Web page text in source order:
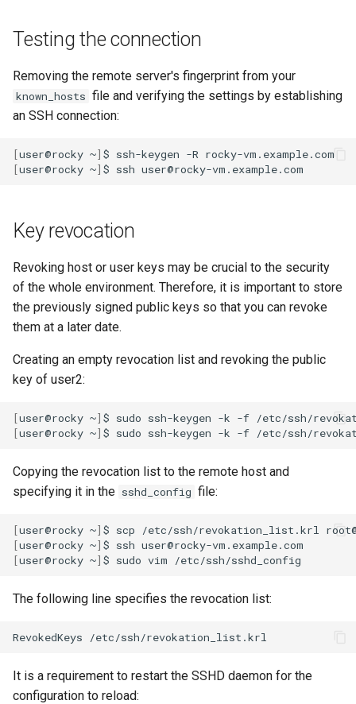
Testing the connection
Removing the remote server's fingerprint from your
known_hosts file and verifying the settings by establishing
an SSH connection:
[user@rocky ~] $ ssh-keygen -R
[user@rocky ~] $ ssh
Key revocation
Revoking host or user keys may be crucial to the security
of the whole environment. Therefore, it is important to store
the previously signed public keys so that you can revoke
them at a later date.
Creating an empty revocation list and revoking the public
key of user2:
[user@rocky ~] $ sudo ssh-keygen -k -f
[user@rocky ~] $ sudo ssh-keygen -k -f /etc/ssh/
Copying the revocation list to the remote host and
specifying it in the sshd_config file:
[user@rocky ~] $ scp
/etc/ssh/revokation_list.krl
[user@rocky ~] $ ssh
[user@rocky ~] $ sudo vim
The following line specifies the revocation list:
RevokedKeys
It is a requirement to restart the SSHD daemon for the
configuration to reload: